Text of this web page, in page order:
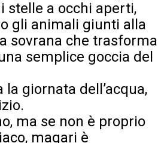
stelle a occhi aperti,
gli animali giunti alla
sovrana che trasforma
semplice goccia del
la giornata dell’acqua,
ma se non è proprio
magari è